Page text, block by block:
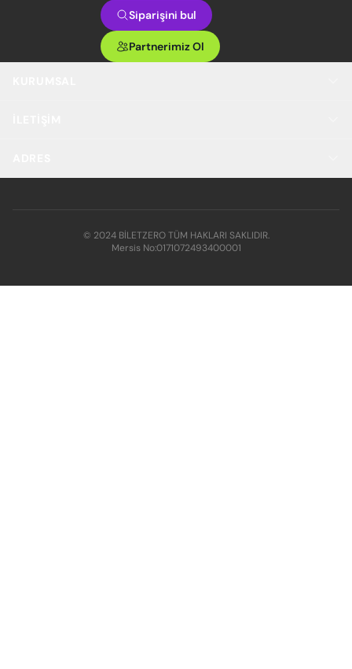
Siparişini bul
Partnerimiz Ol
© 2024 BİLETZERO TÜM HAKLARI SAKLIDIR.
Mersis No:0171072493400001